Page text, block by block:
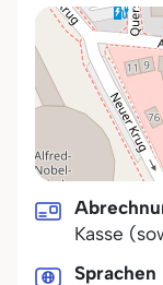
Kasse
Sprachen